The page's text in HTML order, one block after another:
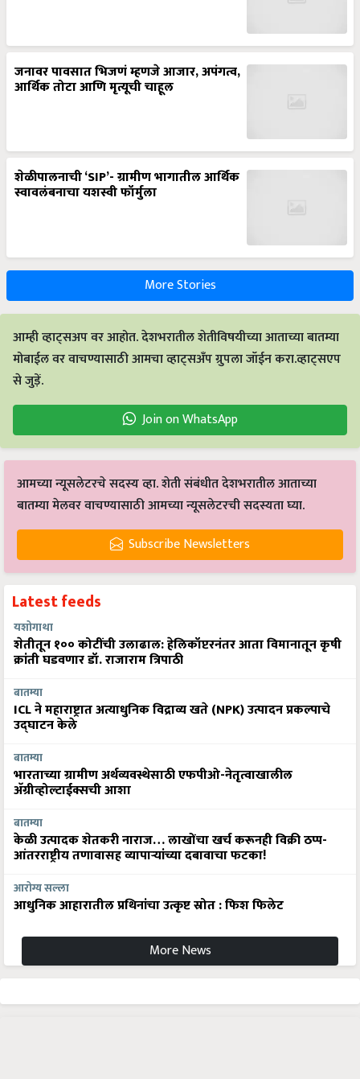
जनावर पावसात भिजणं म्हणजे आजार, अपंगत्व,
आर्थिक तोटा आणि मृत्यूची चाहूल
शेळीपालनाची ‘SIP’- ग्रामीण भागातील आर्थिक
स्वावलंबनाचा यशस्वी फॉर्मुला
More Stories
आम्ही व्हाट्सअप वर आहोत. देशभरातील शेतीविषयीच्या आताच्या बातम्या
मोबाईल वर वाचण्यासाठी आमचा व्हाट्सअँप ग्रुपला जॉईन करा.व्हाट्सएप
से जुड़ें.
Join on WhatsApp
आमच्या न्यूसलेटरचे सदस्य व्हा. शेती संबंधीत देशभरातील आताच्या
बातम्या मेलवर वाचण्यासाठी आमच्या न्यूसलेटरची सदस्यता घ्या.
Subscribe Newsletters
Latest feeds
यशोगाथा
शेतीतून १०० कोटींची उलाढाल: हेलिकॉप्टरनंतर आता विमानातून कृषी
क्रांती घडवणार डॉ. राजाराम त्रिपाठी
बातम्या
ICL ने महाराष्ट्रात अत्याधुनिक विद्राव्य खते (NPK) उत्पादन प्रकल्पाचे
उद्घाटन केले
बातम्या
भारताच्या ग्रामीण अर्थव्यवस्थेसाठी एफपीओ-नेतृत्वाखालील
अ‍ॅग्रीव्होल्टाईक्सची आशा
बातम्या
केळी उत्पादक शेतकरी नाराज… लाखोंचा खर्च करूनही विक्री ठप्प-
आंतरराष्ट्रीय तणावासह व्यापाऱ्यांच्या दबावाचा फटका!
आरोग्य सल्ला
आधुनिक आहारातील प्रथिनांचा उत्कृष्ट स्रोत : फिश फिलेट
More News